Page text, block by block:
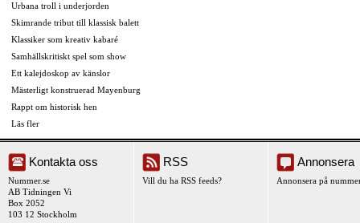
Urbana troll i underjorden
Skimrande tribut till klassisk balett
Klassiker som kreativ kabaré
Samhällskritiskt spel som show
Ett kalejdoskop av känslor
Mästerligt konstruerad Mayenburg
Rappt om historisk hen
Läs fler
Kontakta oss
Nummer.se
AB Tidningen Vi
Box 2052
103 12 Stockholm
RSS
Vill du ha RSS feeds?
Annonsera
Annonsera på